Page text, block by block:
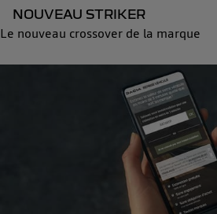
NOUVEAU STRIKER
Le nouveau crossover de la marque